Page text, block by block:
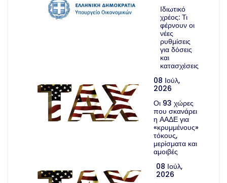
Ιδιωτικό
χρέος: Τι
φέρνουν οι
νέες
ρυθμίσεις
για δόσεις
και
κατασχέσεις
08 Ιούλ,
2026
Οι 93 χώρες
που σκανάρει
η ΑΑΔΕ για
«κρυμμένους»
τόκους,
μερίσματα και
αμοιβές
08 Ιούλ,
2026